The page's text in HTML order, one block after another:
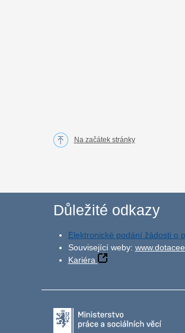
Na začátek stránky
Důležité odkazy
Elektronické podání žádosti o
Související weby:
Kariéra